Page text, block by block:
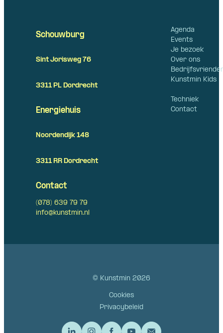
Agenda
Events
Je bezoek
Over ons
Kunstmin Kids
Techniek
Contact
Schouwburg
Sint Jorisweg 76
3311 PL Dordrecht
Energiehuis
Noordendijk 148
3311 RR Dordrecht
Contact
(078) 639 79 79
info@kunstmin.nl
© Kunstmin 2026
Cookies
Privacybeleid